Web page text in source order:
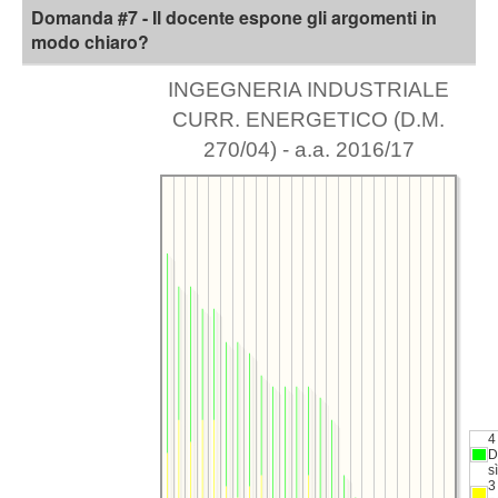
Domanda #7 - Il docente espone gli argomenti in
modo chiaro?
INGEGNERIA INDUSTRIALE
CURR. ENERGETICO (D.M.
270/04) - a.a. 2016/17
4
sì
3